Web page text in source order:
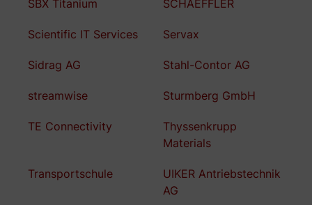
SBX Titanium SCHAEFFLER
Scientific IT Services Servax
Sidrag AG Stahl-Contor AG
streamwise Sturmberg GmbH
TE Connectivity
Thyssenkrupp
Materials
Transportschule
UIKER Antriebstechnik
AG